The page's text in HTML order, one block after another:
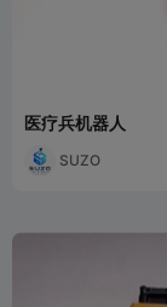
医疗兵机器人
SUZO